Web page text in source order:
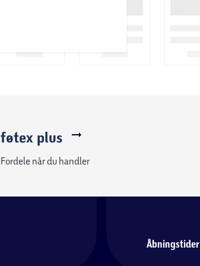
føtex plus
Fordele når du handler
Åbningstider